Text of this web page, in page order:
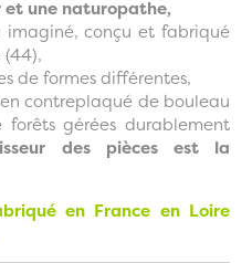
une naturopathe,
conçu et fabriqué
de formes différentes,
contreplaqué de bouleau
forêts gérées durablement
des pièces est la
en France en Loire